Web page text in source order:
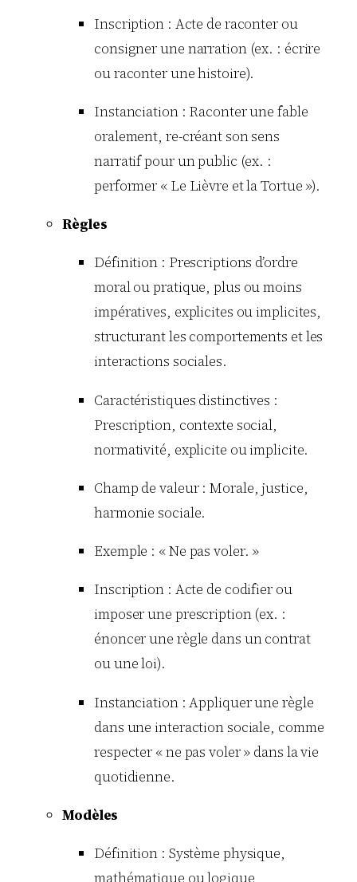
Inscription : Acte de raconter ou
consigner une narration (ex. : écrire
ou raconter une histoire).
Instanciation : Raconter une fable
oralement, re-créant son sens
narratif pour un public (ex. :
performer « Le Lièvre et la Tortue »).
Règles
Définition : Prescriptions d’ordre
moral ou pratique, plus ou moins
impératives, explicites ou implicites,
structurant les comportements et les
interactions sociales.
Caractéristiques distinctives :
Prescription, contexte social,
normativité, explicite ou implicite.
Champ de valeur : Morale, justice,
harmonie sociale.
Exemple : « Ne pas voler. »
Inscription : Acte de codifier ou
imposer une prescription (ex. :
énoncer une règle dans un contrat
ou une loi).
Instanciation : Appliquer une règle
dans une interaction sociale, comme
respecter « ne pas voler » dans la vie
quotidienne.
Modèles
Définition : Système physique,